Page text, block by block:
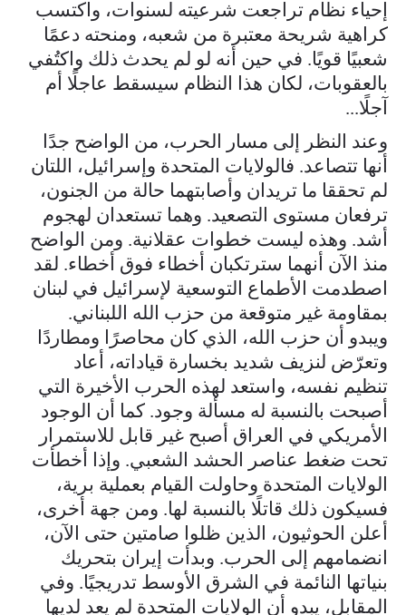
إحياء نظام تراجعت شرعيته لسنوات، واكتسب
كراهية شريحة معتبرة من شعبه، ومنحته دعمًا
شعبيًا قويًا. في حين أنه لو لم يحدث ذلك واكتُفي
بالعقوبات، لكان هذا النظام سيسقط عاجلًا أم
آجلًا...
وعند النظر إلى مسار الحرب، من الواضح جدًا
أنها تتصاعد. فالولايات المتحدة وإسرائيل، اللتان
لم تحققا ما تريدان وأصابتهما حالة من الجنون،
ترفعان مستوى التصعيد. وهما تستعدان لهجوم
أشد. وهذه ليست خطوات عقلانية. ومن الواضح
منذ الآن أنهما سترتكبان أخطاء فوق أخطاء. لقد
اصطدمت الأطماع التوسعية لإسرائيل في لبنان
بمقاومة غير متوقعة من حزب الله اللبناني.
ويبدو أن حزب الله، الذي كان محاصرًا ومطاردًا
وتعرّض لنزيف شديد بخسارة قياداته، أعاد
تنظيم نفسه، واستعد لهذه الحرب الأخيرة التي
أصبحت بالنسبة له مسألة وجود. كما أن الوجود
الأمريكي في العراق أصبح غير قابل للاستمرار
تحت ضغط عناصر الحشد الشعبي. وإذا أخطأت
الولايات المتحدة وحاولت القيام بعملية برية،
فسيكون ذلك قاتلًا بالنسبة لها. ومن جهة أخرى،
أعلن الحوثيون، الذين ظلوا صامتين حتى الآن،
انضمامهم إلى الحرب. وبدأت إيران بتحريك
بنياتها النائمة في الشرق الأوسط تدريجيًا. وفي
المقابل، يبدو أن الولايات المتحدة لم يعد لديها